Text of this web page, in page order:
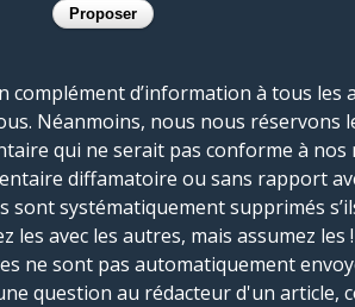
d’information à tous les
Néanmoins, nous nous réservons
qui ne serait pas conforme à nos
diffamatoire ou sans rapport
sont systématiquement supprimés
avec les autres, mais assumez les !
ne sont pas automatiquement
question au rédacteur d'un article,